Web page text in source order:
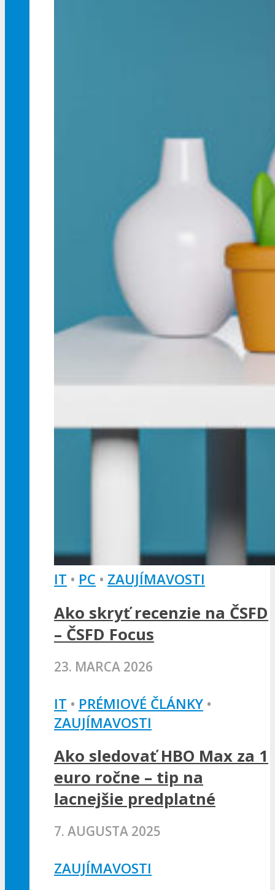
IT • PC • ZAUJÍMAVOSTI
Ako skryť recenzie na ČSFD
– ČSFD Focus
23. MARCA 2026
IT • PRÉMIOVÉ ČLÁNKY •
ZAUJÍMAVOSTI
Ako sledovať HBO Max za 1
euro ročne – tip na
lacnejšie predplatné
7. AUGUSTA 2025
ZAUJÍMAVOSTI